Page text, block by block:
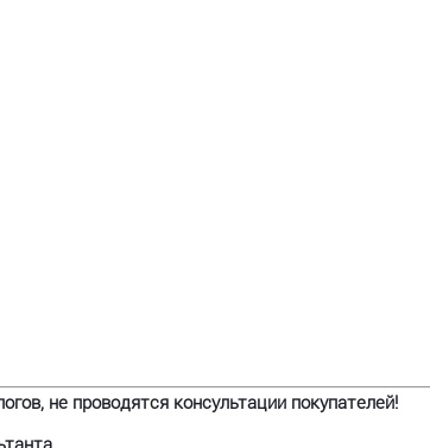
не проводятся консультации покупателей!